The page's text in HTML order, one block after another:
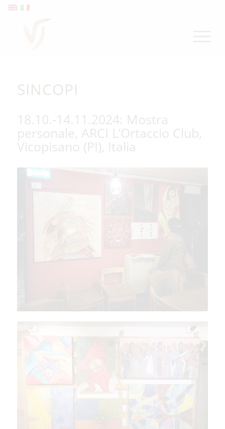
SINCOPI
18.10.-14.11.2024: Mostra
personale, ARCI L’Ortaccio Club,
Vicopisano (PI), Italia